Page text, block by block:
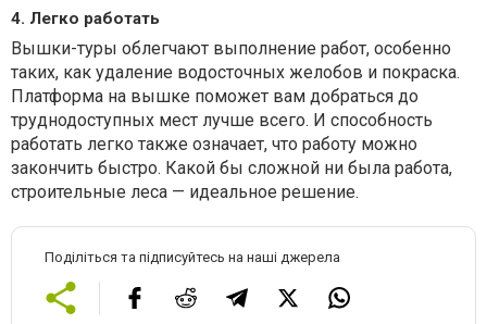
4. Легко работать
Вышки-туры облегчают выполнение работ, особенно
таких, как удаление водосточных желобов и покраска.
Платформа на вышке поможет вам добраться до
труднодоступных мест лучше всего. И способность
работать легко также означает, что работу можно
закончить быстро. Какой бы сложной ни была работа,
строительные леса — идеальное решение.
Поділіться та підписуйтесь на наші джерела